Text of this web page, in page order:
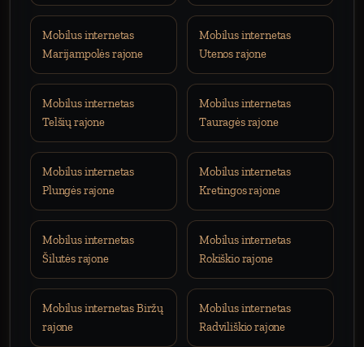
Mobilus internetas
Marijampolės rajone
Mobilus internetas
Utenos rajone
Mobilus internetas
Telšių rajone
Mobilus internetas
Tauragės rajone
Mobilus internetas
Plungės rajone
Mobilus internetas
Kretingos rajone
Mobilus internetas
Šilutės rajone
Mobilus internetas
Rokiškio rajone
Mobilus internetas Biržų
rajone
Mobilus internetas
Radviliškio rajone